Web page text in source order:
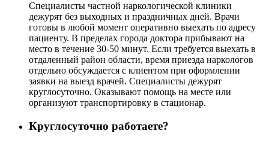
Специалисты частной наркологической клиники
дежурят без выходных и праздничных дней. Врачи
готовы в любой момент оперативно выехать по адресу
пациенту. В пределах города доктора прибывают на
место в течение 30-50 минут. Если требуется выехать в
отдаленный район области, время приезда наркологов
отдельно обсуждается с клиентом при оформлении
заявки на выезд врачей. Специалисты дежурят
круглосуточно. Оказывают помощь на месте или
организуют транспортировку в стационар.
Круглосуточно работаете?